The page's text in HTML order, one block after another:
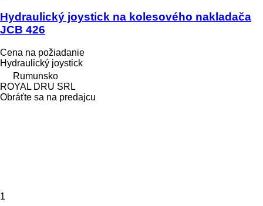
Hydraulický joystick na kolesového nakladača
JCB 426
Cena na požiadanie
Hydraulický joystick
Rumunsko
ROYAL DRU SRL
Obráťte sa na predajcu
1